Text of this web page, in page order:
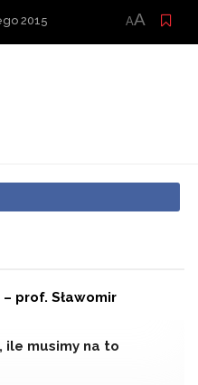
2015 AA
prof. Sławomir
ile musimy na to